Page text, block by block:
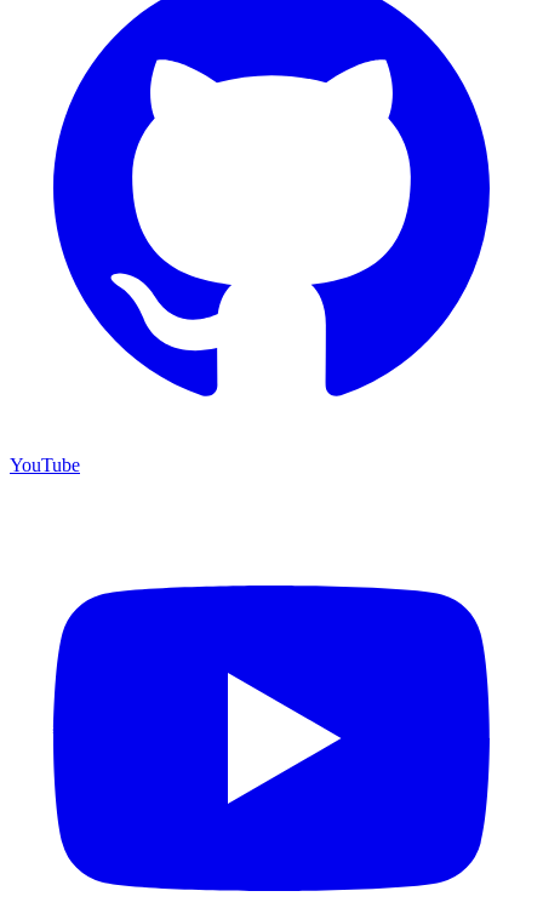
YouTube